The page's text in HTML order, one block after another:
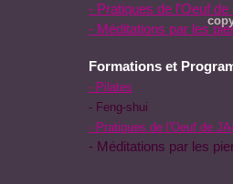
- Pratiques de l'Oeuf de
- Méditations par les
Formations et
- Pilates
- Feng-shui
- Pratiques de l'Oeuf de
- Méditations par les